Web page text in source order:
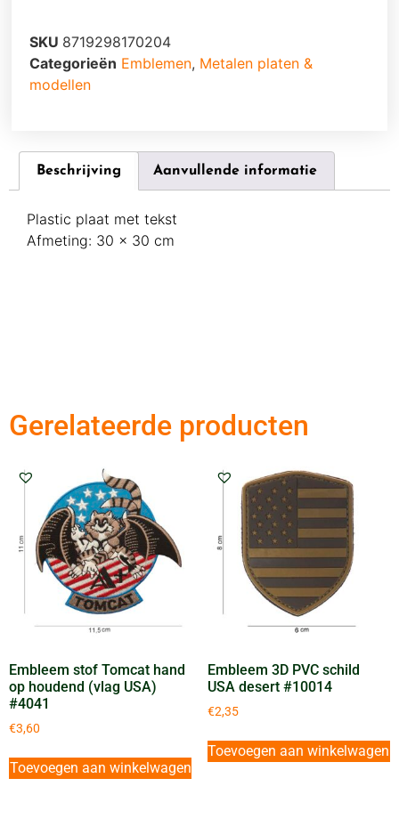
SKU 8719298170204
Categorieën Emblemen, Metalen platen &
modellen
Beschrijving Aanvullende informatie
Plastic plaat met tekst
Afmeting: 30 x 30 cm
Gerelateerde producten
Embleem stof Tomcat hand
op houdend (vlag USA)
#4041
€3,60
Toevoegen aan winkelwagen
Embleem 3D PVC schild
USA desert #10014
€2,35
Toevoegen aan winkelwagen